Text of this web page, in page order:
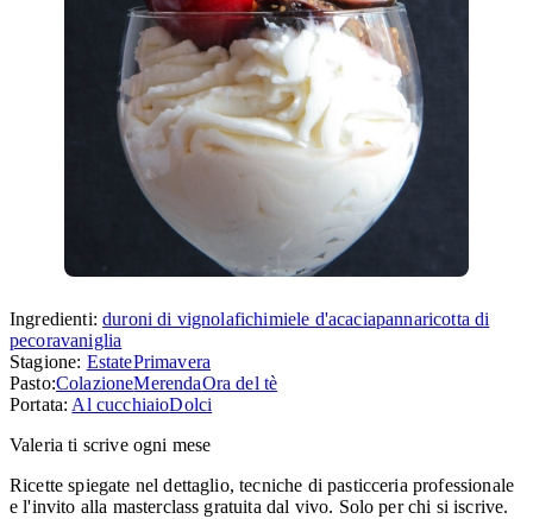
Ingredienti:duroni di vignolafichimiele d'acaciapannaricotta di
pecoravaniglia
Stagione: EstatePrimavera
Pasto:ColazioneMerendaOra del tè
Portata: Al cucchiaioDolci
Valeria ti scrive ogni mese
Ricette spiegate nel dettaglio, tecniche di pasticceria professionale
e l'invito alla masterclass gratuita dal vivo. Solo per chi si iscrive.